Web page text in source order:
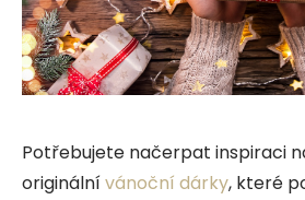
Potřebujete načerpat inspiraci
originálnívánoční dárky, které